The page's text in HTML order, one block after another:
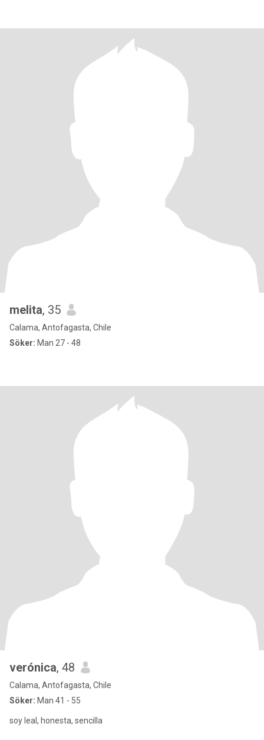
melita, 35
Calama, Antofagasta, Chile
Söker: Man 27 - 48
verónica, 48
Calama, Antofagasta, Chile
Söker: Man 41 - 55
soy leal, honesta, sencilla